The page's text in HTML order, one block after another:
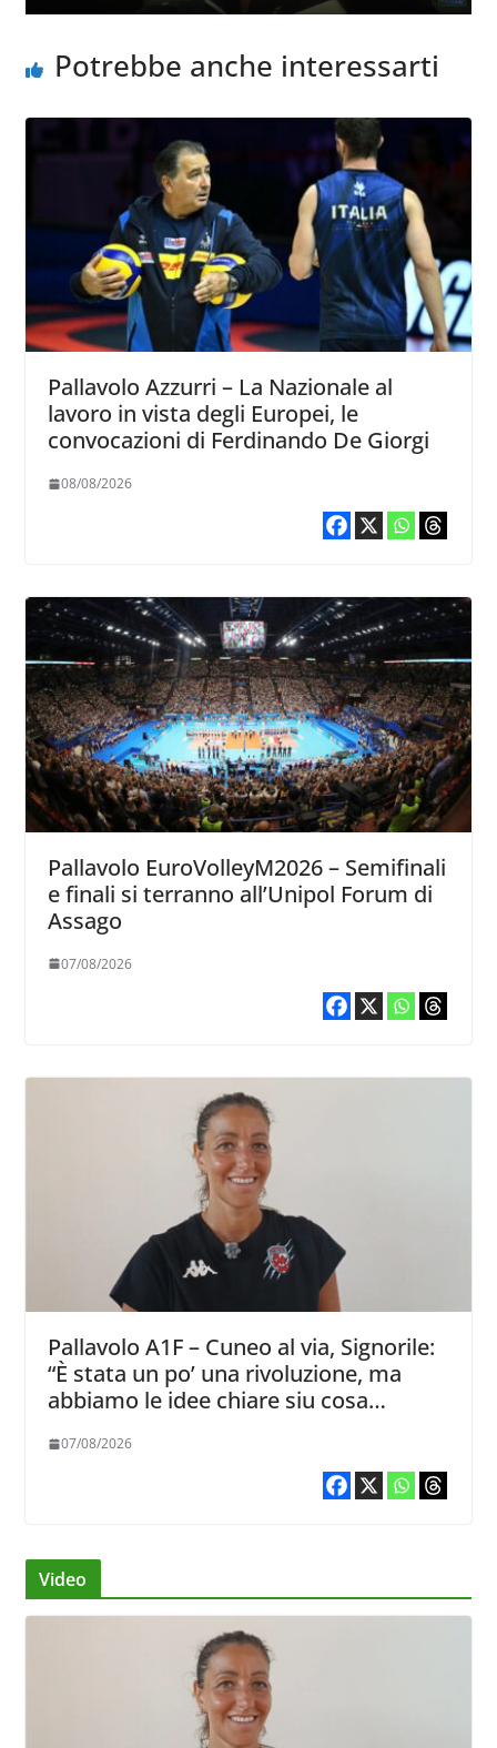
Potrebbe anche interessarti
Pallavolo Azzurri – La Nazionale al
lavoro in vista degli Europei, le
convocazioni di Ferdinando De Giorgi
08/08/2026
Pallavolo EuroVolleyM2026 – Semifinali
e finali si terranno all’Unipol Forum di
Assago
07/08/2026
Pallavolo A1F – Cuneo al via, Signorile:
“È stata un po’ una rivoluzione, ma
abbiamo le idee chiare siu cosa
07/08/2026
Video